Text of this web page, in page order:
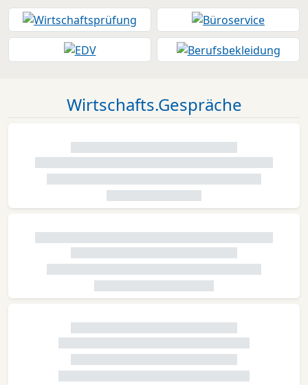
Wirtschafts.Gespräche